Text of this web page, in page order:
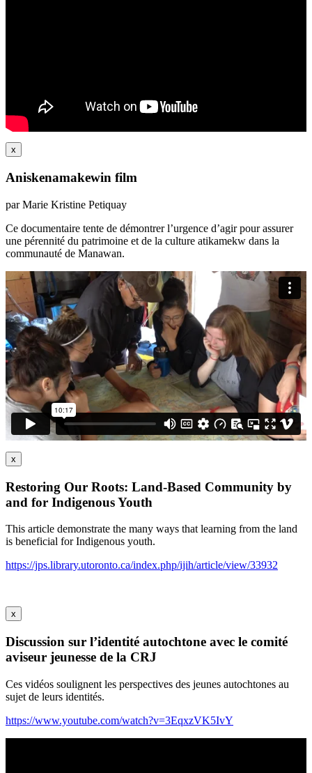
x
Aniskenamakewin film
par Marie Kristine Petiquay
Ce documentaire tente de démontrer l’urgence d’agir pour assurer
une pérennité du patrimoine et de la culture atikamekw dans la
communauté de Manawan.
x
Restoring Our Roots: Land-Based Community by
and for Indigenous Youth
This article demonstrate the many ways that learning from the land
is beneficial for Indigenous youth.
https://jps.library.utoronto.ca/index.php/ijih/article/view/33932
x
Discussion sur l’identité autochtone avec le comité
aviseur jeunesse de la CRJ
Ces vidéos soulignent les perspectives des jeunes autochtones au
sujet de leurs identités.
https://www.youtube.com/watch?v=3EqxzVK5IvY